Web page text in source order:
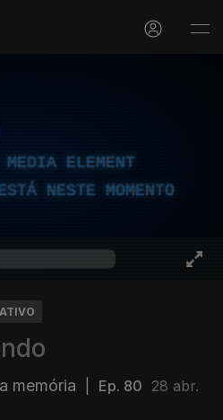
ELEMENT
NESTE MOMENTO
memória Ep. 80 28 abr.